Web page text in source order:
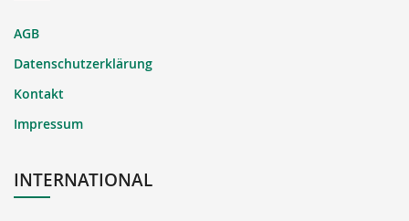
AGB
Datenschutzerklärung
Kontakt
Impressum
INTERNATIONAL